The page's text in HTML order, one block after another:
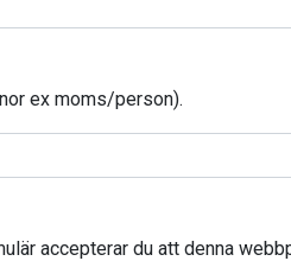
ex moms/person).
accepterar du att denna